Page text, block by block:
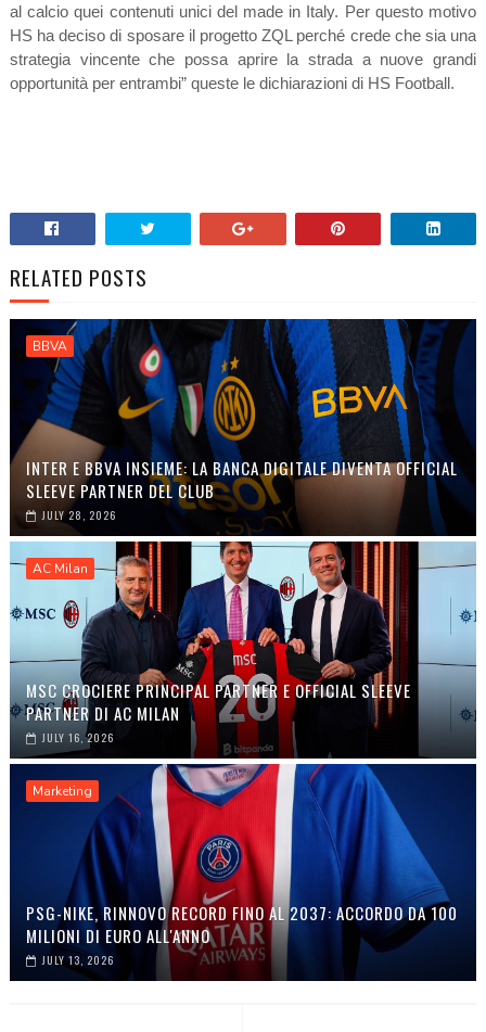
al calcio quei contenuti unici del made in Italy. Per questo motivo
HS ha deciso di sposare il progetto ZQL perché crede che sia una
strategia vincente che possa aprire la strada a nuove grandi
opportunità per entrambi” queste le dichiarazioni di HS Football.
RELATED POSTS
BBVA
INTER E BBVA INSIEME: LA BANCA DIGITALE DIVENTA OFFICIAL
SLEEVE PARTNER DEL CLUB
JULY 28, 2026
AC Milan
MSC CROCIERE PRINCIPAL PARTNER E OFFICIAL SLEEVE
PARTNER DI AC MILAN
JULY 16, 2026
Marketing
PSG-NIKE, RINNOVO RECORD FINO AL 2037: ACCORDO DA 100
MILIONI DI EURO ALL'ANNO
JULY 13, 2026